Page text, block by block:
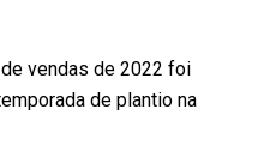
vendas de 2022 foi
de plantio na